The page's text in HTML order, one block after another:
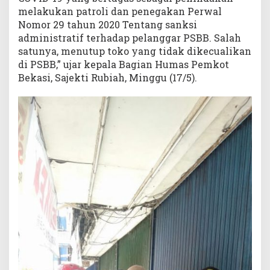
melakukan patroli dan penegakan Perwal
Nomor 29 tahun 2020 Tentang sanksi
administratif terhadap pelanggar PSBB. Salah
satunya, menutup toko yang tidak dikecualikan
di PSBB,” ujar kepala Bagian Humas Pemkot
Bekasi, Sajekti Rubiah, Minggu (17/5).